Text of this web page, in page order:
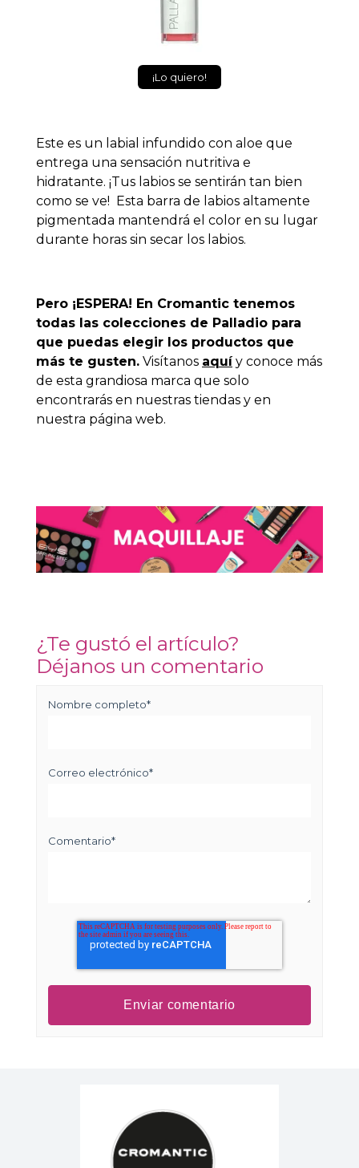
¡Lo quiero!
Este es un labial infundido con aloe que
entrega una sensación nutritiva e
hidratante. ¡Tus labios se sentirán tan bien
como se ve! Esta barra de labios altamente
pigmentada mantendrá el color en su lugar
durante horas sin secar los labios.
Pero ¡ESPERA! En Cromantic tenemos
todas las colecciones de Palladio para
que puedas elegir los productos que
más te gusten. Visítanos aquíy conoce más
de esta grandiosa marca que solo
encontrarás en nuestras tiendas y en
nuestra página web.
¿Te gustó el artículo?
Déjanos un comentario
Nombre completo*
Correo electrónico*
Comentario*